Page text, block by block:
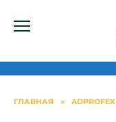
ГЛАВНАЯ » ADPROFEX